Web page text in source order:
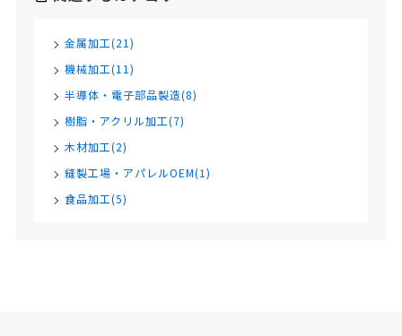
金属加工(21)
機械加工(11)
半導体・電子部品製造(8)
樹脂・アクリル加工(7)
木材加工(2)
縫製工場・アパレルOEM(1)
食品加工(5)